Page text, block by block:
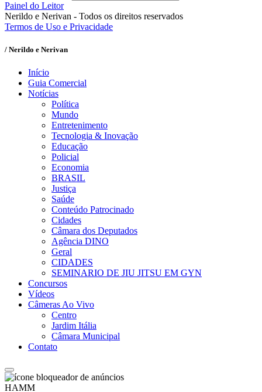
Painel do Leitor
Nerildo e Nerivan - Todos os direitos reservados
Termos de Uso e Privacidade
/ Nerildo e Nerivan
Início
Guia Comercial
Notícias
Política
Mundo
Entretenimento
Tecnologia & Inovação
Educação
Policial
Economia
BRASIL
Justiça
Saúde
Conteúdo Patrocinado
Cidades
Câmara dos Deputados
Agência DINO
Geral
CIDADES
SEMINARIO DE JIU JITSU EM GYN
Concursos
Vídeos
Câmeras Ao Vivo
Centro
Jardim Itália
Câmara Municipal
Contato
HAMM